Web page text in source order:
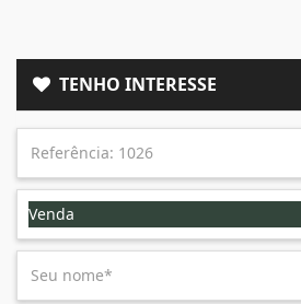
TENHO INTERESSE
Venda